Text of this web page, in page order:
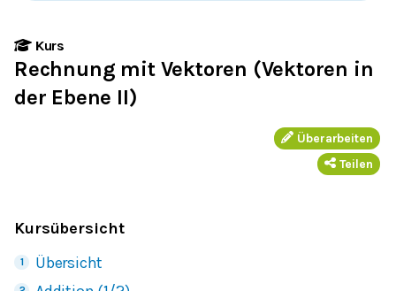
Kurs
Rechnung mit Vektoren (Vektoren in
der Ebene II)
Überarbeiten
Teilen
Kursübersicht
Übersicht